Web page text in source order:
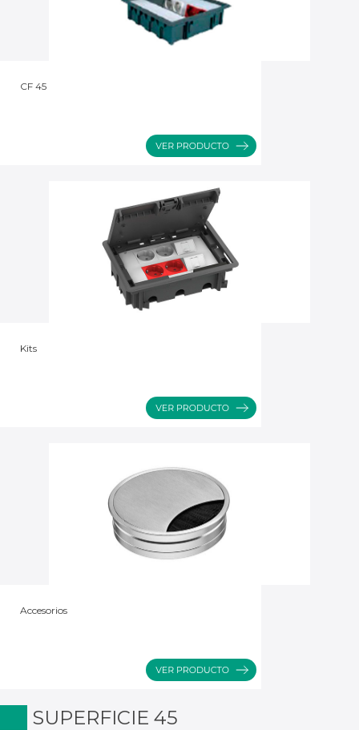
CF 45
Kits
Accesorios
SUPERFICIE 45